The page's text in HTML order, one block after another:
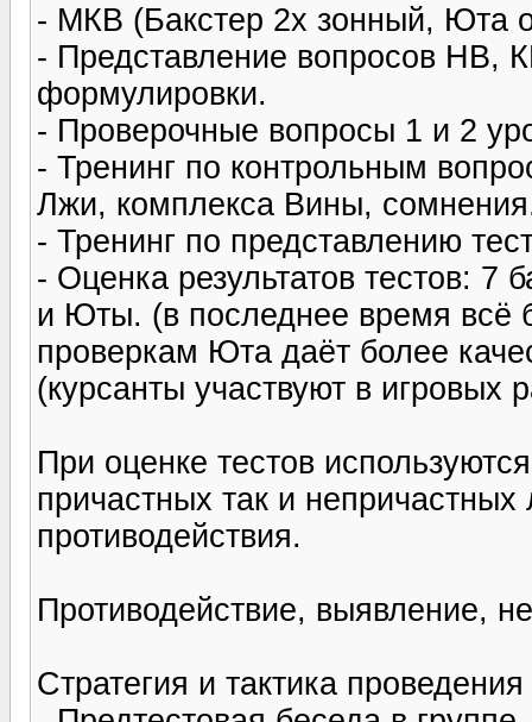
- МКВ (Бакстер 2х зонный, Юта
- Представление вопросов НВ,
формулировки.
- Проверочные вопросы 1 и 2
- Тренинг по контрольным
Лжи, комплекса Вины,
- Тренинг по представлению
- Оценка результатов тестов: 7
и Юты. (в последнее время
проверкам Юта даёт более
(курсанты участвуют в игровых
При оценке тестов
причастных так и
противодействия.
Противодействие, выявление,
Стратегия и тактика